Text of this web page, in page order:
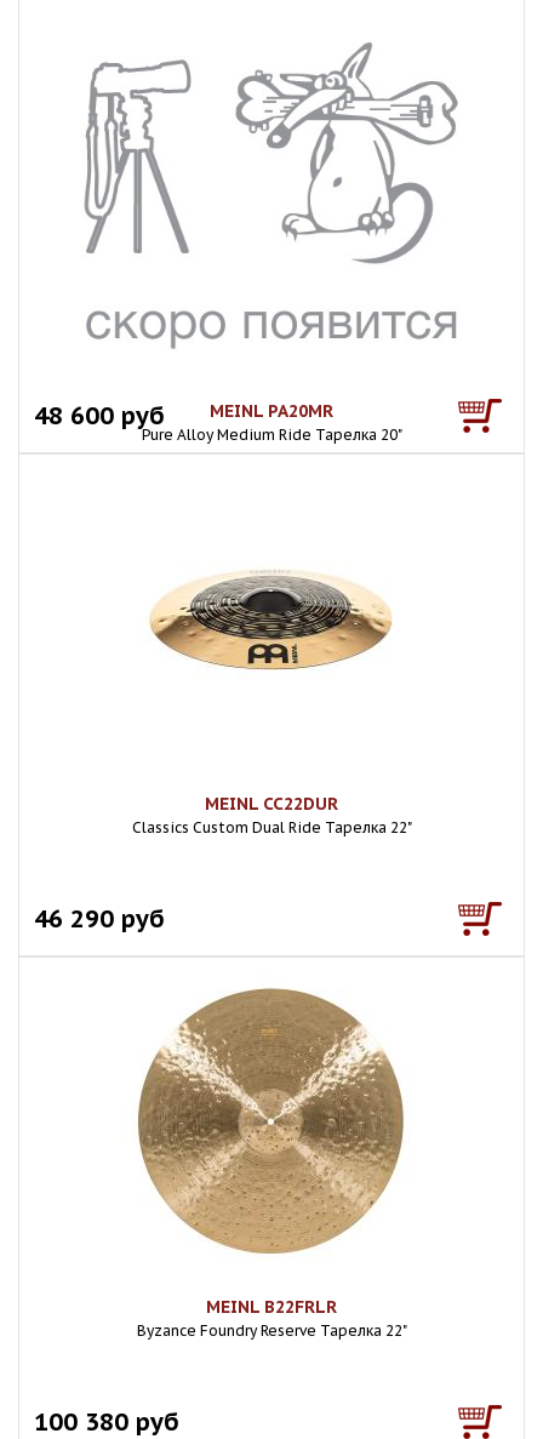
MEINL PA20MR
Pure Alloy Medium Ride Тарелка 20"
48 600 руб
MEINL CC22DUR
Classics Custom Dual Ride Тарелка 22"
46 290 руб
MEINL B22FRLR
Byzance Foundry Reserve Тарелка 22"
100 380 руб